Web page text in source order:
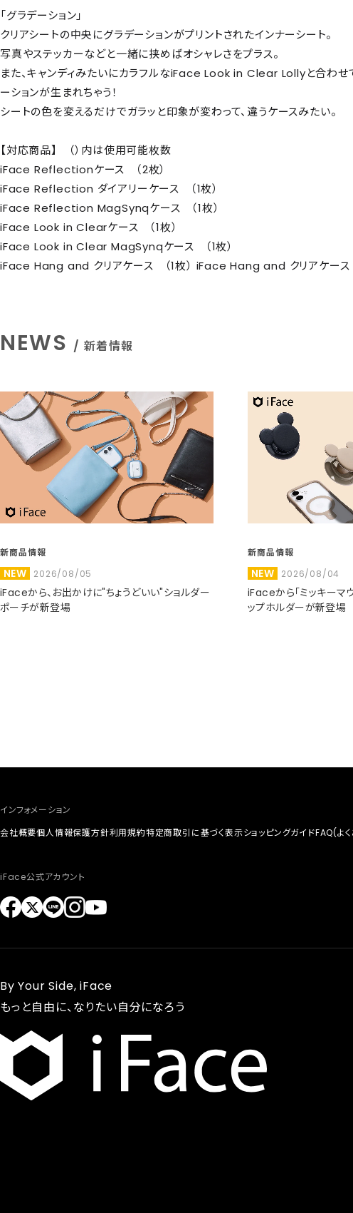
「グラデーション」
クリアシートの中央にグラデーションがプリントされたインナーシート。
写真やステッカーなどと一緒に挟めばオシャレさをプラス。
また、キャンディみたいにカラフルなiFace Look in Clear Lollyと合わせ
ーションが生まれちゃう！
シートの色を変えるだけでガラッと印象が変わって、違うケースみたい。
【対応商品】 （）内は使用可能枚数
iFace Reflectionケース （2枚）
iFace Reflection ダイアリーケース （1枚）
iFace Reflection MagSynqケース （1枚）
iFace Look in Clearケース （1枚）
iFace Look in Clear MagSynqケース （1枚）
iFace Hang and クリアケース （1枚） iFace Hang and クリアケース
NEWS / 新着情報
新商品情報
NEW 2026/08/05
iFaceから、お出かけに"ちょうどいい"ショルダー
ポーチが新登場
新商品情報
NEW 2026/08/04
iFaceから「ミッキーマ
ップホルダーが新登場
インフォメーション
会社概要個人情報保護方針利用規約特定商取引に基づく表示ショッピングガイドFAQ(よ
iFace公式アカウント
By Your Side, iFace
もっと自由に、なりたい自分になろう